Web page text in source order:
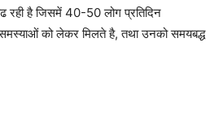
रही है जिसमें 40-50 लोग प्रतिदिन
को लेकर मिलते है, तथा उनको समयबद्ध